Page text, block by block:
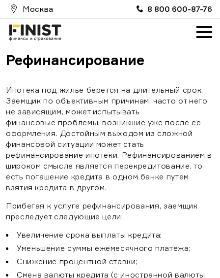
Москва 8 800 600-87-76
Рефинансирование
Ипотека под жилье берется на длительный срок.
Заемщик по объективным причинам, часто от него
не зависящим, может испытывать
финансовые проблемы, возникшие уже после ее
оформления. Достойным выходом из сложной
финансовой ситуации может стать
рефинансирование ипотеки. Рефинансированием в
широком смысле является перекредитование, то
есть погашение кредита в одном банке путем
взятия кредита в другом.
Прибегая к услуге рефинансирования, заемщик
преследует следующие цели:
Увеличение срока выплаты кредита;
Уменьшение суммы ежемесячного платежа;
Снижение процентной ставки;
Смена валюты кредита (с иностранной валюты
Услуги
Партнерам
Вакансии
FinistИпотека
FinistRealty
ProMoneyClub
Страховой случай
+7 495 62-62-555
+7 495 660-00-98
Обратный звонок